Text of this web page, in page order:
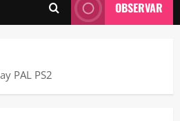
OBSERVAR
PAL PS2